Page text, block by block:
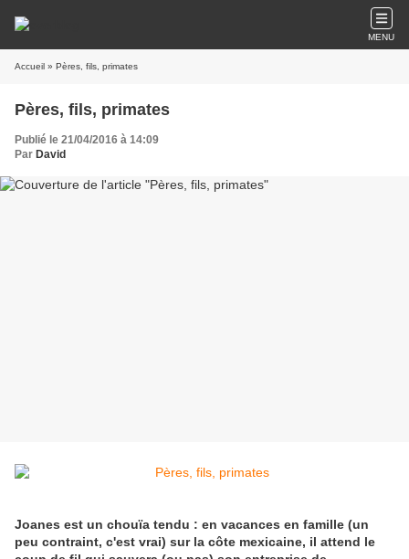
MENU
Accueil » Pères, fils, primates
Pères, fils, primates
Publié le 21/04/2016 à 14:09
Par David
Joanes est un chouïa tendu : en vacances en famille (un
peu contraint, c'est vrai) sur la côte mexicaine, il attend le